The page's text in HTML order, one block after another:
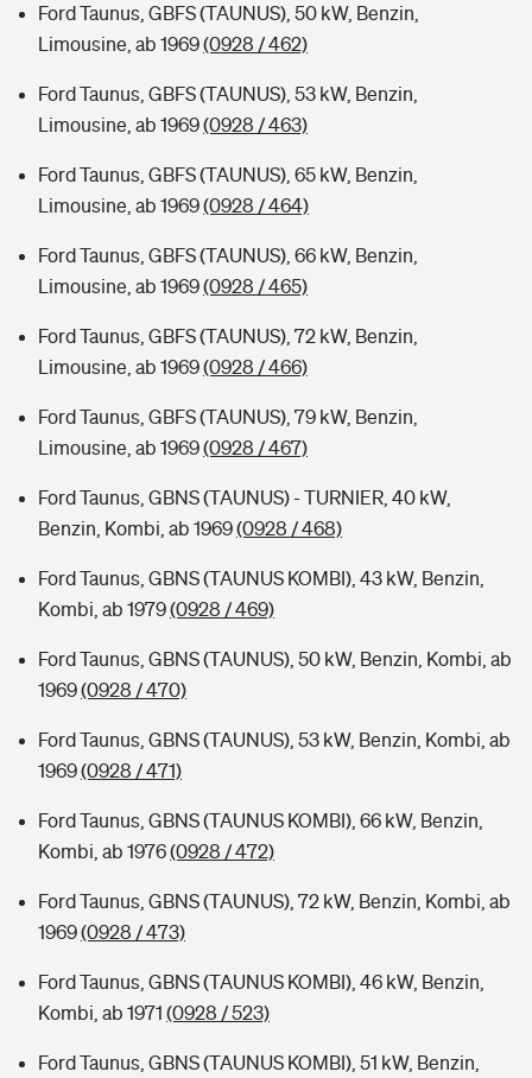
Ford Taunus, GBFS (TAUNUS), 50 kW, Benzin,
Limousine, ab 1969(0928 / 462)
Ford Taunus, GBFS (TAUNUS), 53 kW, Benzin,
Limousine, ab 1969(0928 / 463)
Ford Taunus, GBFS (TAUNUS), 65 kW, Benzin,
Limousine, ab 1969(0928 / 464)
Ford Taunus, GBFS (TAUNUS), 66 kW, Benzin,
Limousine, ab 1969(0928 / 465)
Ford Taunus, GBFS (TAUNUS), 72 kW, Benzin,
Limousine, ab 1969(0928 / 466)
Ford Taunus, GBFS (TAUNUS), 79 kW, Benzin,
Limousine, ab 1969(0928 / 467)
Ford Taunus, GBNS (TAUNUS) - TURNIER, 40 kW,
Benzin, Kombi, ab 1969(0928 / 468)
Ford Taunus, GBNS (TAUNUS KOMBI), 43 kW, Benzin,
Kombi, ab 1979(0928 / 469)
Ford Taunus, GBNS (TAUNUS), 50 kW, Benzin, Kombi, ab
1969(0928 / 470)
Ford Taunus, GBNS (TAUNUS), 53 kW, Benzin, Kombi, ab
1969(0928 / 471)
Ford Taunus, GBNS (TAUNUS KOMBI), 66 kW, Benzin,
Kombi, ab 1976(0928 / 472)
Ford Taunus, GBNS (TAUNUS), 72 kW, Benzin, Kombi, ab
1969(0928 / 473)
Ford Taunus, GBNS (TAUNUS KOMBI), 46 kW, Benzin,
Kombi, ab 1971 (0928 / 523)
Ford Taunus, GBNS (TAUNUS KOMBI), 51 kW, Benzin,